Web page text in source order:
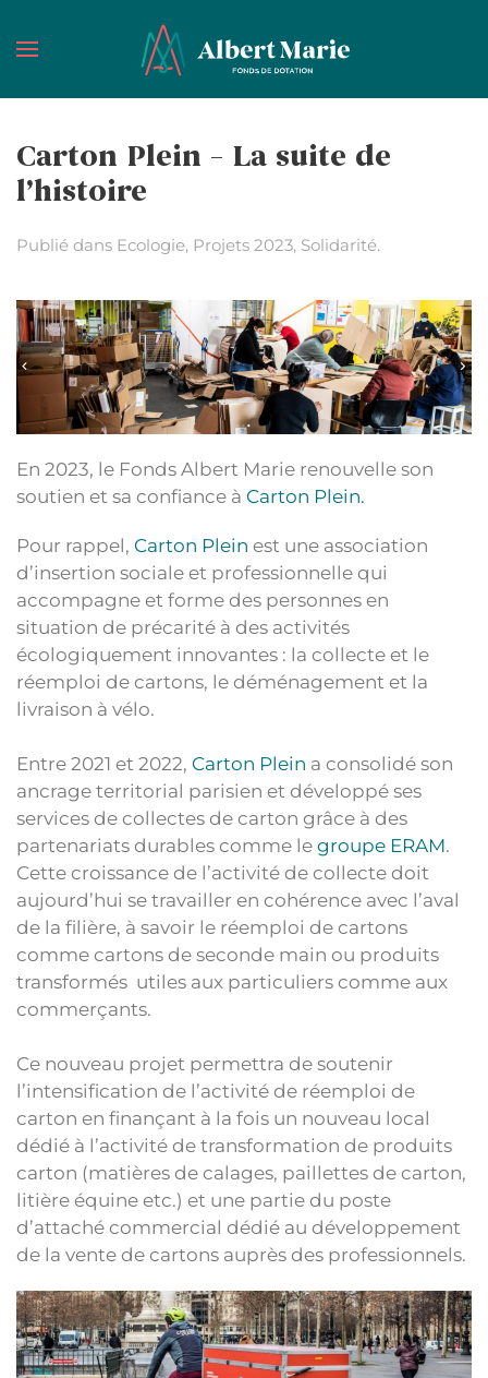
Passer au contenu principal
Carton Plein – La suite de
l’histoire
Publié dans Ecologie, Projets 2023, Solidarité.
En 2023, le Fonds Albert Marie renouvelle son
soutien et sa confiance à Carton Plein.
Pour rappel, Carton Plein est une association
d’insertion sociale et professionnelle qui
accompagne et forme des personnes en
situation de précarité à des activités
écologiquement innovantes : la collecte et le
réemploi de cartons, le déménagement et la
livraison à vélo.
Entre 2021 et 2022, Carton Plein a consolidé son
ancrage territorial parisien et développé ses
services de collectes de carton grâce à des
partenariats durables comme le groupe ERAM.
Cette croissance de l’activité de collecte doit
aujourd’hui se travailler en cohérence avec l’aval
de la filière, à savoir le réemploi de cartons
comme cartons de seconde main ou produits
transformés utiles aux particuliers comme aux
commerçants.
Ce nouveau projet permettra de soutenir
l’intensification de l’activité de réemploi de
carton en finançant à la fois un nouveau local
dédié à l’activité de transformation de produits
carton (matières de calages, paillettes de carton,
litière équine etc.) et une partie du poste
d’attaché commercial dédié au développement
de la vente de cartons auprès des professionnels.